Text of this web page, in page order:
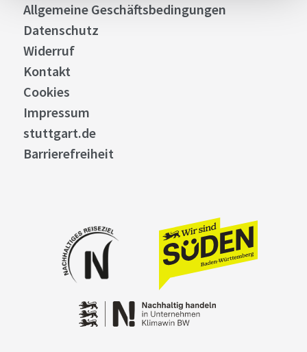
Allgemeine Geschäftsbedingungen
Datenschutz
Widerruf
Kontakt
Cookies
Impressum
stuttgart.de
Barrierefreiheit